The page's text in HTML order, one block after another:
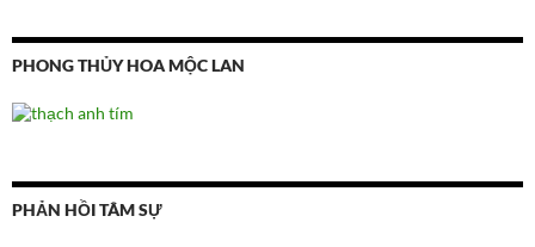
PHONG THỦY HOA MỘC LAN
PHẢN HỒI TÂM SỰ